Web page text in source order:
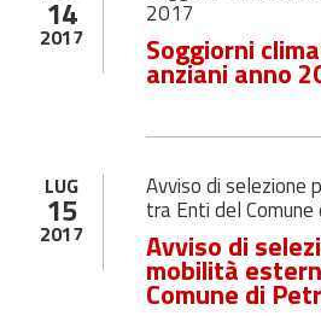
14
2017
2017
Soggiorni
anziani anno
LUG
15
2017
Avviso di selezione
tra Enti del
Avviso di
mobilità
Comune di